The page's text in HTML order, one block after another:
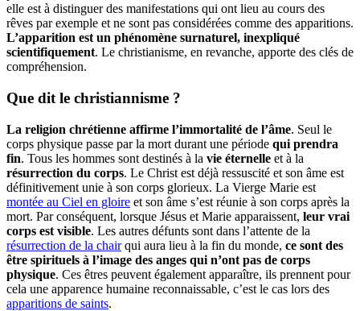
elle est à distinguer des manifestations qui ont lieu au cours des
rêves par exemple et ne sont pas considérées comme des apparitions.
L’apparition est un phénomène surnaturel, inexpliqué
scientifiquement. Le christianisme, en revanche, apporte des clés de
compréhension.
Que dit le christiannisme ?
La religion chrétienne affirme l’immortalité de l’âme. Seul le
corps physique passe par la mort durant une période qui prendra
fin. Tous les hommes sont destinés à la vie éternelle et à la
résurrection du corps. Le Christ est déjà ressuscité et son âme est
définitivement unie à son corps glorieux. La Vierge Marie est
montée au Ciel en gloire et son âme s’est réunie à son corps après la
mort. Par conséquent, lorsque Jésus et Marie apparaissent, leur vrai
corps est visible. Les autres défunts sont dans l’attente de la
résurrection de la chairqui aura lieu à la fin du monde, ce sont des
être spirituels à l’image des anges qui n’ont pas de corps
physique. Ces êtres peuvent également apparaître, ils prennent pour
cela une apparence humaine reconnaissable, c’est le cas lors des
apparitions de saints.